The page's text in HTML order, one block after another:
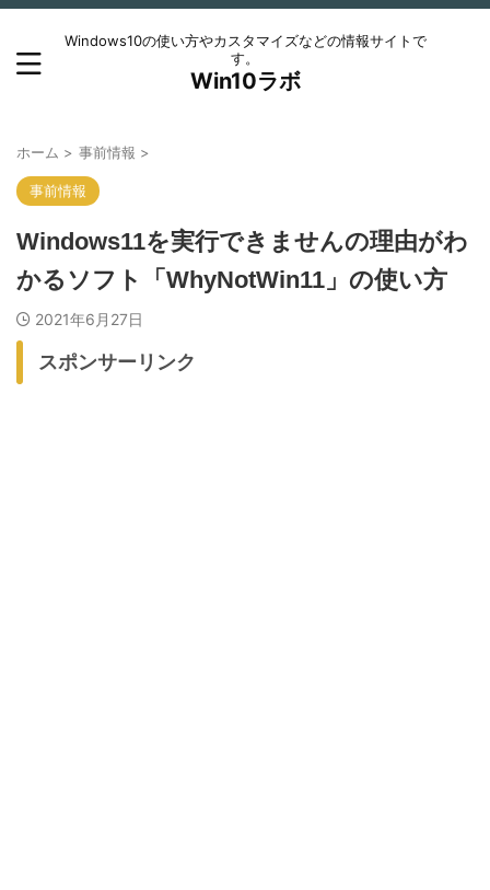
Windows10の使い方やカスタマイズなどの情報サイトで
す。
Win10ラボ
ホーム > 事前情報 >
事前情報
Windows11を実行できませんの理由がわ
かるソフト「WhyNotWin11」の使い方
2021年6月27日
スポンサーリンク